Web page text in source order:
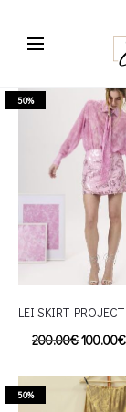
50%
LEI SKIRT-
200.00€100.00€
50%